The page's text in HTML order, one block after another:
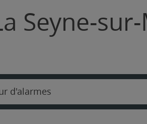
Seyne-
d'alarmes